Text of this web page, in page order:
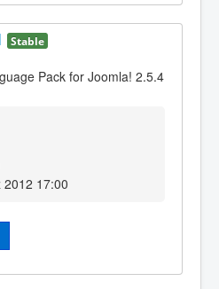
Stable
Pack for Joomla! 2.5.4
17:00